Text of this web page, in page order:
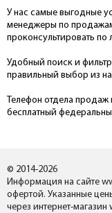
У нас самые выгодные
менеджеры по
проконсультировать
Удобный поиск и
правильный выбор из
Телефон отдела продаж
бесплатный
© 2014-2026
Информация на сайте
офертой. Указанные
через интернет-магазин